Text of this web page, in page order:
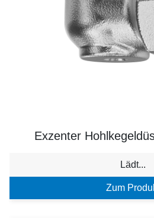
Exzenter
Lädt...
Zum